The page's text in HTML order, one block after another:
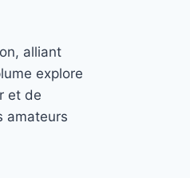
alliant
explore
et de
amateurs